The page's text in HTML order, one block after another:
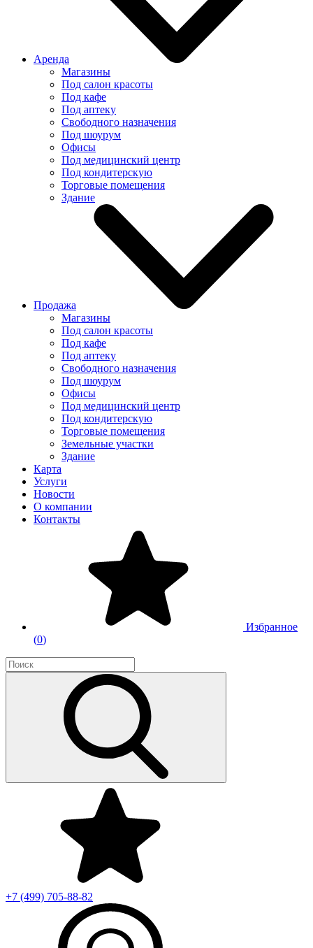
Аренда
Магазины
Под салон красоты
Под кафе
Под аптеку
Свободного назначения
Под шоурум
Офисы
Под медицинский центр
Под кондитерскую
Торговые помещения
Здание
Продажа
Магазины
Под салон красоты
Под кафе
Под аптеку
Свободного назначения
Под шоурум
Офисы
Под медицинский центр
Под кондитерскую
Торговые помещения
Земельные участки
Здание
Карта
Услуги
Новости
О компании
Контакты
Избранное
(0)
+7 (499) 705-88-82